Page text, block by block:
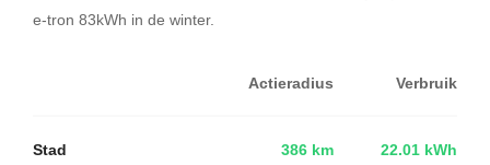
e-tron 83kWh in de winter.
Actieradius Verbruik
Stad 386 km 22.01 kWh